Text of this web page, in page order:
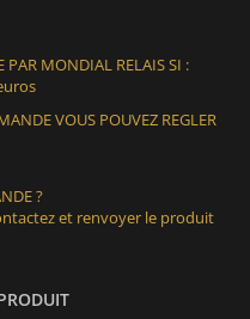
PAR MONDIAL RELAIS SI :
VOUS POUVEZ REGLER
?
et renvoyer le produit